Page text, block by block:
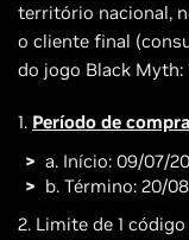
território nacional,
o cliente final
do jogo Black Myth:
1. Período de
a. Início: 09/07/
b. Término: 20/
2. Limite de 1